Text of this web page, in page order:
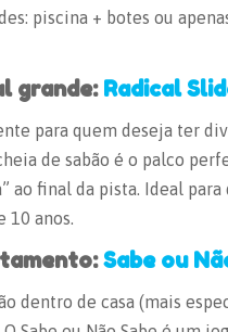
piscina + botes ou
grande: Radical
para quem deseja ter
de sabão é o palco
ao final da pista. Ideal para
10 anos.
Sabe ou
dentro de casa (mais